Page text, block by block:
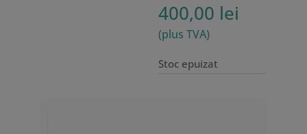
400,00 lei
(plus TVA)
Stoc epuizat